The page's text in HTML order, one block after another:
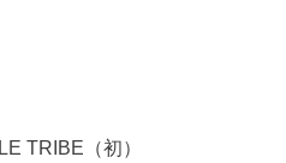
TRIBE（初）